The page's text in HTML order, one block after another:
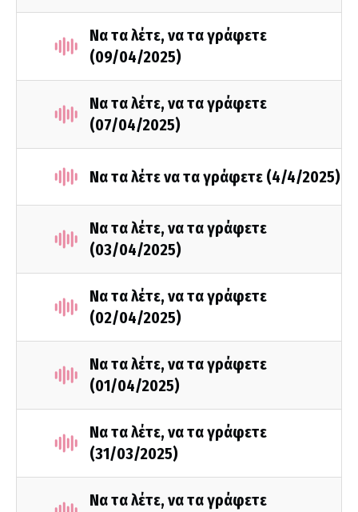
Να τα λέτε, να τα γράφετε
(09/04/2025)
Να τα λέτε, να τα γράφετε
(07/04/2025)
Να τα λέτε να τα γράφετε (4/4/2025)
Να τα λέτε, να τα γράφετε
(03/04/2025)
Να τα λέτε, να τα γράφετε
(02/04/2025)
Να τα λέτε, να τα γράφετε
(01/04/2025)
Να τα λέτε, να τα γράφετε
(31/03/2025)
Να τα λέτε, να τα γράφετε